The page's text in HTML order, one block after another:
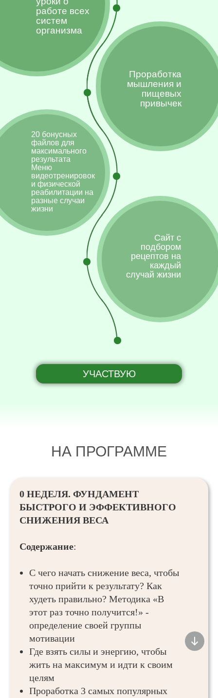
работе всех
систем
организма
Проработка
мышления и
пищевых
привычек
20 бонусных
файлов для
максимального
результата
Меню
видеотренировок
и физической
реабилитации на
разные случаи
жизни
Сайт с
подбором
рецептов на
каждый
случай жизни
УЧАСТВУЮ
НА ПРОГРАММЕ
0 НЕДЕЛЯ. ФУНДАМЕНТ
БЫСТРОГО И ЭФФЕКТИВНОГО
СНИЖЕНИЯ ВЕСА
Содержание:
С чего начать снижение веса, чтобы
точно прийти к результату? Как
худеть правильно? Методика «В
этот раз точно получится!» -
определение своей группы
мотивации
Где взять силы и энергию, чтобы
жить на максимум и идти к своим
целям
Проработка 3 самых популярных